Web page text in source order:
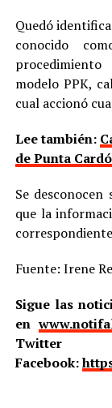
Quedó
conocido
modelo PPK,
cual accionó
Lee también:
de Punta
Se
que la
Fuente: Irene
Sigue las
en
Facebook: